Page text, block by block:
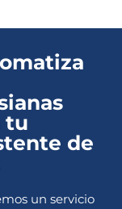
tu
de
un servicio